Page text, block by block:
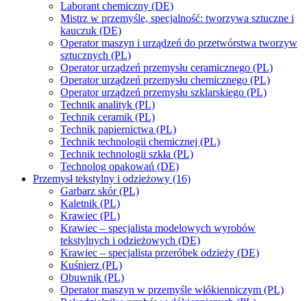
Laborant chemiczny (DE)
Mistrz w przemyśle, specjalność: tworzywa sztuczne i
kauczuk (DE)
Operator maszyn i urządzeń do przetwórstwa tworzyw
sztucznych (PL)
Operator urządzeń przemysłu ceramicznego (PL)
Operator urządzeń przemysłu chemicznego (PL)
Operator urządzeń przemysłu szklarskiego (PL)
Technik analityk (PL)
Technik ceramik (PL)
Technik papiernictwa (PL)
Technik technologii chemicznej (PL)
Technik technologii szkła (PL)
Technolog opakowań (DE)
Przemysł tekstylny i odzieżowy (16)
Garbarz skór (PL)
Kaletnik (PL)
Krawiec (PL)
Krawiec – specjalista modelowych wyrobów
tekstylnych i odzieżowych (DE)
Krawiec – specjalista przeróbek odzieży (DE)
Kuśnierz (PL)
Obuwnik (PL)
Operator maszyn w przemyśle włókienniczym (PL)